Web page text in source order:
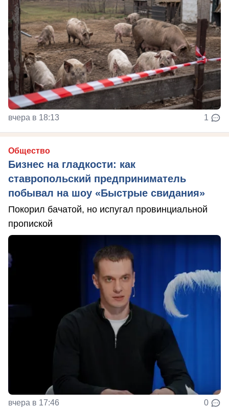
вчера в 18:13 1
Общество
Бизнес на гладкости: как
ставропольский предприниматель
побывал на шоу «Быстрые свидания»
Покорил бачатой, но испугал провинциальной
пропиской
вчера в 17:46 0